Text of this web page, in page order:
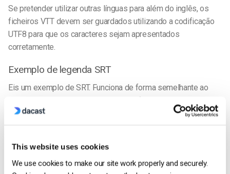
This website uses cookies
We use cookies to make our site work properly and securely.
Se pretender utilizar outras línguas para além do inglês, os
ficheiros VTT devem ser guardados utilizando a codificação
UTF8 para que os caracteres sejam apresentados
corretamente.
Exemplo de legenda SRT
Eis um exemplo de SRT. Funciona de forma semelhante ao
método do carimbo de data/hora dos ficheiros VTT.
O formato será o seguinte:
Número do subtítulo: 10
Hora de início -> Hora de fim